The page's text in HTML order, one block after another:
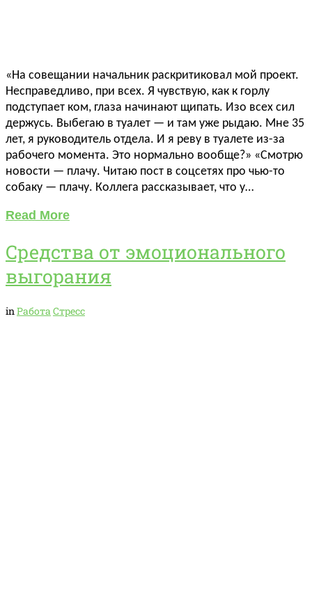
«На совещании начальник раскритиковал мой проект.
Несправедливо, при всех. Я чувствую, как к горлу
подступает ком, глаза начинают щипать. Изо всех сил
держусь. Выбегаю в туалет — и там уже рыдаю. Мне 35
лет, я руководитель отдела. И я реву в туалете из-за
рабочего момента. Это нормально вообще?» «Смотрю
новости — плачу. Читаю пост в соцсетях про чью-то
собаку — плачу. Коллега рассказывает, что у…
Read More
Средства от эмоционального
выгорания
inРаботаСтресс